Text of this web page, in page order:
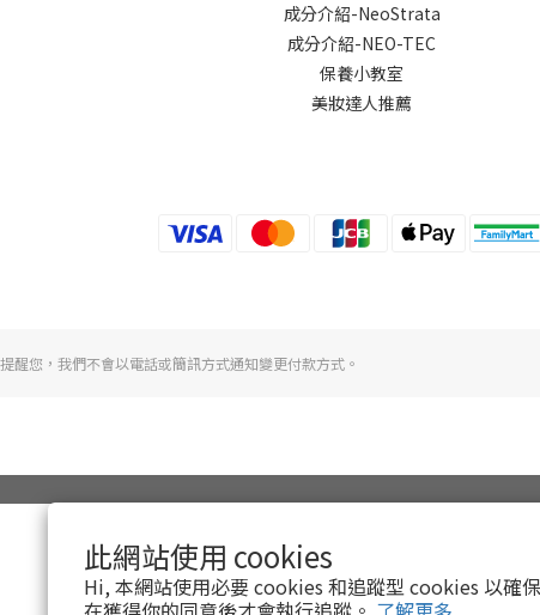
此網站使用 cookies
Hi, 本網站使用必要 cookies 和追蹤型 cookies 以確
成分介紹-NeoStrata
成分介紹-NEO-TEC
保養小教室
美妝達人推薦
提醒您，我們不會以電話或簡訊方式通知變更付款方式。